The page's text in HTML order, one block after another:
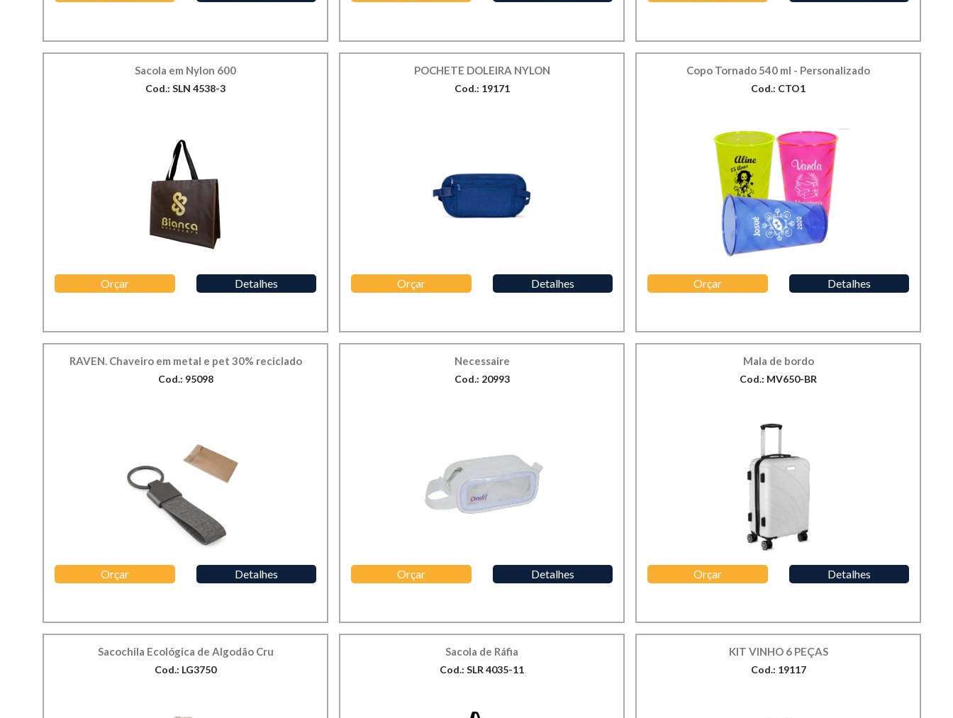
Sacola em Nylon 600
Cod.: SLN 4538-3
Orçar Detalhes
POCHETE DOLEIRA NYLON
Cod.: 19171
Orçar Detalhes
Copo Tornado 540 ml - Personalizado
Cod.: CTO1
Orçar Detalhes
RAVEN. Chaveiro em metal e pet 30% reciclado
Cod.: 95098
Orçar Detalhes
Necessaire
Cod.: 20993
Orçar Detalhes
Mala de bordo
Cod.: MV650-BR
Orçar Detalhes
Sacochila Ecológica de Algodão Cru
Cod.: LG3750
Sacola de Ráfia
Cod.: SLR 4035-11
KIT VINHO 6 PEÇAS
Cod.: 19117